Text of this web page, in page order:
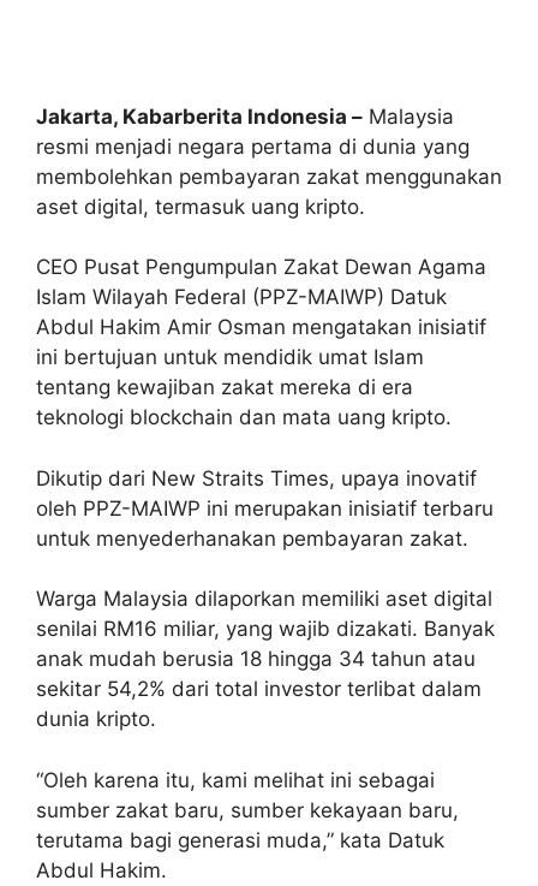
Jakarta, Kabarberita Indonesia – Malaysia
resmi menjadi negara pertama di dunia yang
membolehkan pembayaran zakat menggunakan
aset digital, termasuk uang kripto.
CEO Pusat Pengumpulan Zakat Dewan Agama
Islam Wilayah Federal (PPZ-MAIWP) Datuk
Abdul Hakim Amir Osman mengatakan inisiatif
ini bertujuan untuk mendidik umat Islam
tentang kewajiban zakat mereka di era
teknologi blockchain dan mata uang kripto.
Dikutip dari New Straits Times, upaya inovatif
oleh PPZ-MAIWP ini merupakan inisiatif terbaru
untuk menyederhanakan pembayaran zakat.
Warga Malaysia dilaporkan memiliki aset digital
senilai RM16 miliar, yang wajib dizakati. Banyak
anak mudah berusia 18 hingga 34 tahun atau
sekitar 54,2% dari total investor terlibat dalam
dunia kripto.
“Oleh karena itu, kami melihat ini sebagai
sumber zakat baru, sumber kekayaan baru,
terutama bagi generasi muda,” kata Datuk
Abdul Hakim.